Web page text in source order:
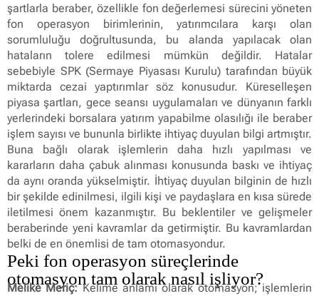
şartlarla beraber, özellikle fon değerlemesi sürecini yöneten
fon operasyon birimlerinin, yatırımcılara karşı olan
sorumluluğu doğrultusunda, bu alanda yapılacak olan
hataların tolere edilmesi mümkün değildir. Hatalar
sebebiyle SPK (Sermaye Piyasası Kurulu) tarafından büyük
miktarda cezai yaptırımlar söz konusudur. Küreselleşen
piyasa şartları, gece seansı uygulamaları ve dünyanın farklı
yerlerindeki borsalara yatırım yapabilme olasılığı ile beraber
işlem sayısı ve bununla birlikte ihtiyaç duyulan bilgi artmıştır.
Buna bağlı olarak işlemlerin daha hızlı yapılması ve
kararların daha çabuk alınması konusunda baskı ve ihtiyaç
da aynı oranda yükselmiştir. İhtiyaç duyulan bilginin de hızlı
bir şekilde edinilmesi, ilgili kişi ve paydaşlara en kısa sürede
iletilmesi önem kazanmıştır. Bu beklentiler ve gelişmeler
beraberinde yeni kavramlar da getirmiştir. Bu kavramlardan
belki de en önemlisi de tam otomasyondur.
Peki fon operasyon süreçlerinde
otomasyon tam olarak nasıl işliyor?
Melike Meriç:Kelime anlamı olarak otomasyon; işlemlerin